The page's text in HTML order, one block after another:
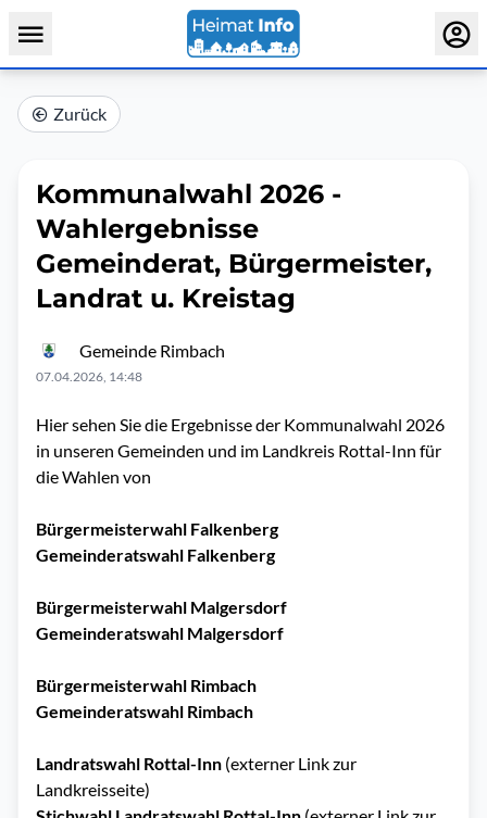
Zurück
Kommunalwahl 2026 -
Wahlergebnisse
Gemeinderat, Bürgermeister,
Landrat u. Kreistag
Gemeinde Rimbach
07.04.2026, 14:48
Hier sehen Sie die Ergebnisse der Kommunalwahl 2026
in unseren Gemeinden und im Landkreis Rottal-Inn für
die Wahlen von
Bürgermeisterwahl Falkenberg
Gemeinderatswahl Falkenberg
Bürgermeisterwahl Malgersdorf
Gemeinderatswahl Malgersdorf
Bürgermeisterwahl Rimbach
Gemeinderatswahl Rimbach
Landratswahl Rottal-Inn (externer Link zur
Landkreisseite)